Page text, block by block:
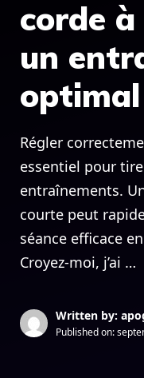
corde
un
optimal
Régler
essentiel pour
entraînements.
courte peut
séance efficace
Croyez-moi, j’ai …
Written by:
Published on: